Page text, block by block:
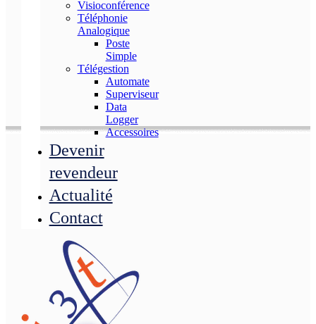
Visioconférence
Téléphonie
Analogique
Poste
Simple
Télégestion
Automate
Superviseur
Data
Logger
Accessoires
Devenir
revendeur
Actualité
Contact